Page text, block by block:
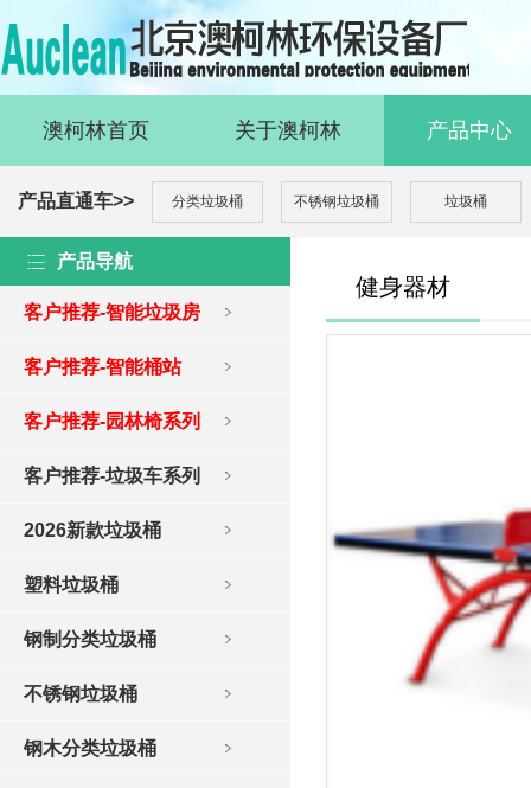
澳柯林首页 关于澳柯林 产品中心
产品直通车>> 分类垃圾桶 不锈钢垃圾桶 垃圾桶
产品导航
客户推荐-智能垃圾房
客户推荐-智能桶站
客户推荐-园林椅系列
客户推荐-垃圾车系列
2026新款垃圾桶
塑料垃圾桶
钢制分类垃圾桶
不锈钢垃圾桶
钢木分类垃圾桶
健身器材